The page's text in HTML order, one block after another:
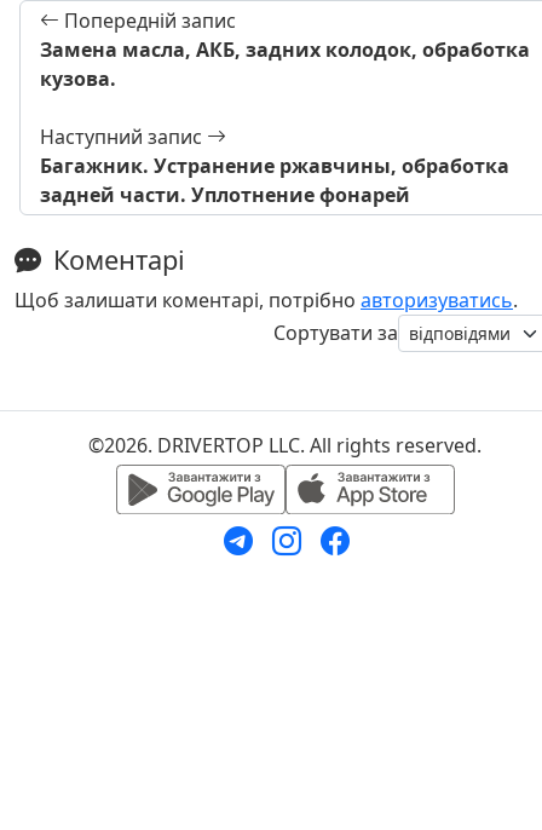
Попередній запис
Замена масла, АКБ, задних колодок, обработка
кузова.
Наступний запис
Багажник. Устранение ржавчины, обработка
задней части. Уплотнение фонарей
Коментарі
Щоб залишати коментарі, потрібно авторизуватись.
Сортувати за
©2026. DRIVERTOP LLC. All rights reserved.